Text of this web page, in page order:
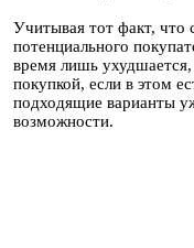
Учитывая тот факт, что
потенциального
время лишь
покупкой, если в этом
подходящие варианты
возможности.